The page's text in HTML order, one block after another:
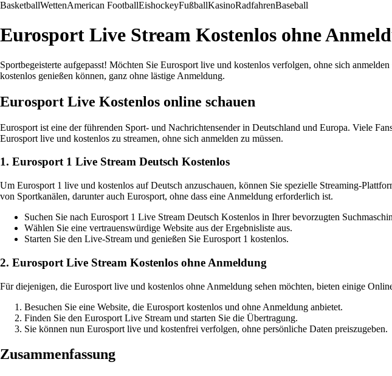
BasketballWettenAmerican FootballEishockeyFußballKasinoRadfahrenBaseball
Eurosport Live Stream Kostenlos ohne
Sportbegeisterte aufgepasst! Möchten Sie Eurosport live und kostenlos verfolgen, ohne sich
kostenlos genießen können, ganz ohne lästige Anmeldung.
Eurosport Live Kostenlos online schauen
Eurosport ist eine der führenden Sport- und Nachrichtensender in Deutschland und Europa. Viele
Eurosport live und kostenlos zu streamen, ohne sich anmelden zu müssen.
1. Eurosport 1 Live Stream Deutsch Kostenlos
Um Eurosport 1 live und kostenlos auf Deutsch anzuschauen, können Sie spezielle Streaming-
von Sportkanälen, darunter auch Eurosport, ohne dass eine Anmeldung erforderlich ist.
Suchen Sie nach Eurosport 1 Live Stream Deutsch Kostenlos in Ihrer bevorzugten
Wählen Sie eine vertrauenswürdige Website aus der Ergebnisliste aus.
Starten Sie den Live-Stream und genießen Sie Eurosport 1 kostenlos.
2. Eurosport Live Stream Kostenlos ohne Anmeldung
Für diejenigen, die Eurosport live und kostenlos ohne Anmeldung sehen möchten, bieten einige
Besuchen Sie eine Website, die Eurosport kostenlos und ohne Anmeldung anbietet.
Finden Sie den Eurosport Live Stream und starten Sie die Übertragung.
Sie können nun Eurosport live und kostenfrei verfolgen, ohne persönliche Daten preiszugeben.
Zusammenfassung